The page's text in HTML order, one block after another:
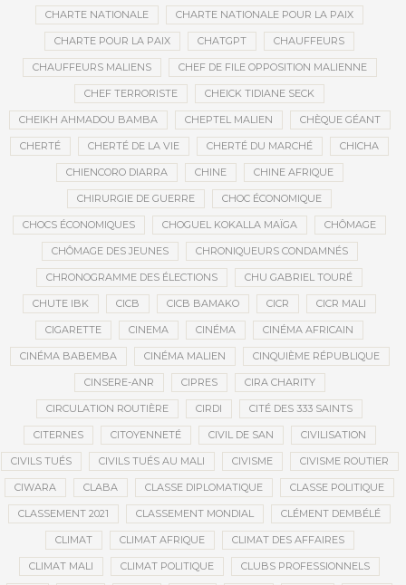
CHARTE NATIONALE CHARTE NATIONALE POUR LA PAIX
CHARTE POUR LA PAIX CHATGPT CHAUFFEURS
CHAUFFEURS MALIENS CHEF DE FILE OPPOSITION MALIENNE
CHEF TERRORISTE CHEICK TIDIANE SECK
CHEIKH AHMADOU BAMBA CHEPTEL MALIEN CHÈQUE GÉANT
CHERTÉ CHERTÉ DE LA VIE CHERTÉ DU MARCHÉ CHICHA
CHIENCORO DIARRA CHINE CHINE AFRIQUE
CHIRURGIE DE GUERRE CHOC ÉCONOMIQUE
CHOCS ÉCONOMIQUES CHOGUEL KOKALLA MAÏGA CHÔMAGE
CHÔMAGE DES JEUNES CHRONIQUEURS CONDAMNÉS
CHRONOGRAMME DES ÉLECTIONS CHU GABRIEL TOURÉ
CHUTE IBK CICB CICB BAMAKO CICR CICR MALI
CIGARETTE CINEMA CINÉMA CINÉMA AFRICAIN
CINÉMA BABEMBA CINÉMA MALIEN CINQUIÈME RÉPUBLIQUE
CINSERE-ANR CIPRES CIRA CHARITY
CIRCULATION ROUTIÈRE CIRDI CITÉ DES 333 SAINTS
CITERNES CITOYENNETÉ CIVIL DE SAN CIVILISATION
CIVILS TUÉS CIVILS TUÉS AU MALI CIVISME CIVISME ROUTIER
CIWARA CLABA CLASSE DIPLOMATIQUE CLASSE POLITIQUE
CLASSEMENT 2021 CLASSEMENT MONDIAL CLÉMENT DEMBÉLÉ
CLIMAT CLIMAT AFRIQUE CLIMAT DES AFFAIRES
CLIMAT MALI CLIMAT POLITIQUE CLUBS PROFESSIONNELS